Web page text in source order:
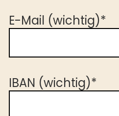
E-Mail (wichtig)*
IBAN (wichtig)*